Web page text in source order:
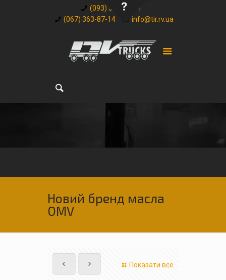
(093) 348-32-81
(067) 363-87-14
info@tir.rv.ua
Новий бренд масла
OMV
Показати все